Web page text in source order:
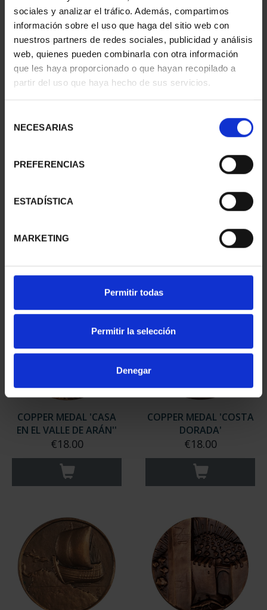
sociales y analizar el tráfico. Además, compartimos
información sobre el uso que haga del sitio web con
nuestros partners de redes sociales, publicidad y análisis
web, quienes pueden combinarla con otra información
que les haya proporcionado o que hayan recopilado a
partir del uso que haya hecho de sus servicios.
NECESARIAS
PREFERENCIAS
ESTADÍSTICA
MARKETING
Permitir todas
Permitir la selección
Denegar
€18.00 €18.00
COPPER MEDAL 'PONCE
COPPER MEDAL 'RIO
LLOBREGAT'
COPPER MEDAL 'CASA
EN EL VALLE DE ARÁN''
€18.00
COPPER MEDAL 'COSTA
DORADA'
€18.00